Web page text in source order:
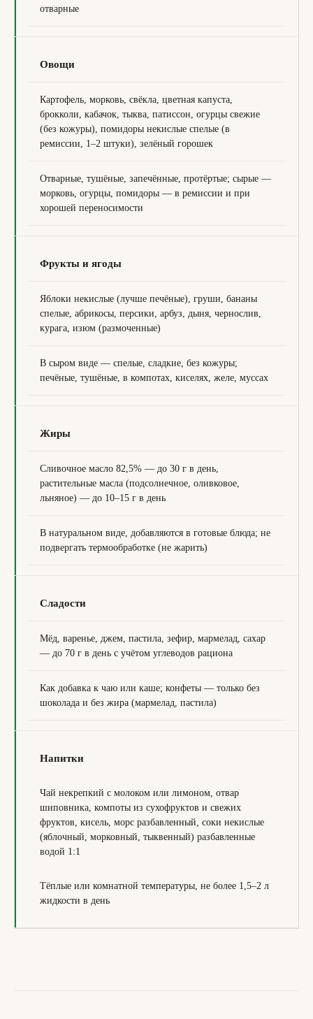
отварные
Овощи
Картофель, морковь, свёкла, цветная капуста,
брокколи, кабачок, тыква, патиссон, огурцы свежие
(без кожуры), помидоры некислые спелые (в
ремиссии, 1–2 штуки), зелёный горошек
Отварные, тушёные, запечённые, протёртые; сырые —
морковь, огурцы, помидоры — в ремиссии и при
хорошей переносимости
Фрукты и ягоды
Яблоки некислые (лучше печёные), груши, бананы
спелые, абрикосы, персики, арбуз, дыня, чернослив,
курага, изюм (размоченные)
В сыром виде — спелые, сладкие, без кожуры;
печёные, тушёные, в компотах, киселях, желе, муссах
Жиры
Сливочное масло 82,5% — до 30 г в день,
растительные масла (подсолнечное, оливковое,
льняное) — до 10–15 г в день
В натуральном виде, добавляются в готовые блюда; не
подвергать термообработке (не жарить)
Сладости
Мёд, варенье, джем, пастила, зефир, мармелад, сахар
— до 70 г в день с учётом углеводов рациона
Как добавка к чаю или каше; конфеты — только без
шоколада и без жира (мармелад, пастила)
Напитки
Чай некрепкий с молоком или лимоном, отвар
шиповника, компоты из сухофруктов и свежих
фруктов, кисель, морс разбавленный, соки некислые
(яблочный, морковный, тыквенный) разбавленные
водой 1:1
Тёплые или комнатной температуры, не более 1,5–2 л
жидкости в день